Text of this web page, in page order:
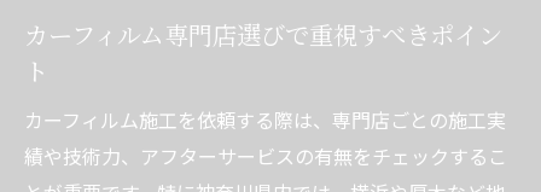
ツ
トまとめ
フロント用カーフィルム施工時の重要な注
意事項
カーフィルム専門店選びで重視すべきポイン
ト
カーフィルム施工を依頼する際は、専門店ごとの施工実
績や技術力、アフターサービスの有無をチェックするこ